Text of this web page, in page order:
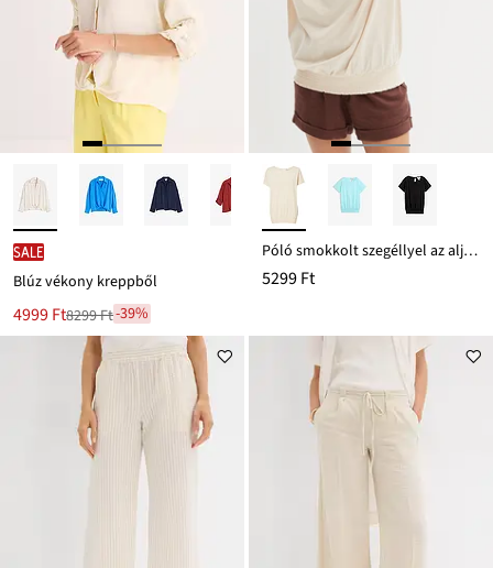
SALE
Blúz vékony kreppből
Új
ár
4999 Ft
Leárazva8299 Ft-39%
Póló smokkolt szegéllyel az alján, bio-pamutból
5299 Ft